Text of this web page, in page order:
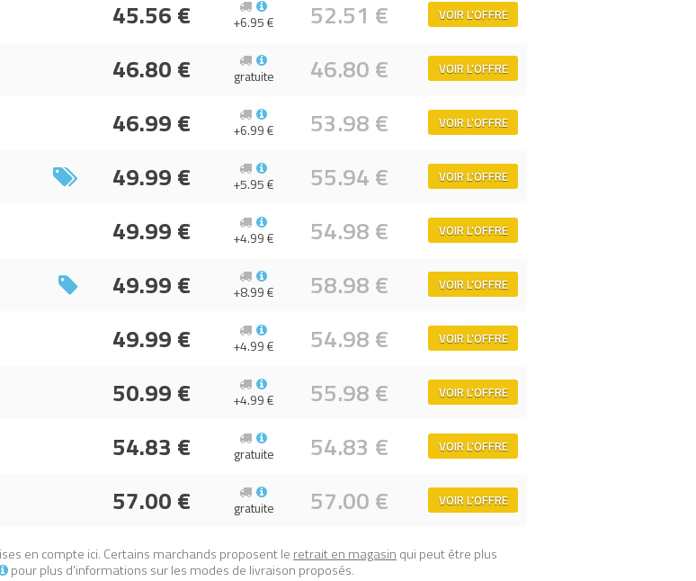
45.56 € 52.51 € VOIR L'OFFRE
+6.95 €
46.80 € 46.80 € VOIR L'OFFRE
gratuite
46.99 € 53.98 € VOIR L'OFFRE
+6.99 €
49.99 € 55.94 € VOIR L'OFFRE
+5.95 €
49.99 € 54.98 € VOIR L'OFFRE
+4.99 €
49.99 € 58.98 € VOIR L'OFFRE
+8.99 €
49.99 € 54.98 € VOIR L'OFFRE
+4.99 €
50.99 € 55.98 € VOIR L'OFFRE
+4.99 €
54.83 € 54.83 € VOIR L'OFFRE
gratuite
57.00 € 57.00 € VOIR L'OFFRE
gratuite
en compte ici. Certains marchands proposent le retrait en magasin qui peut être plus
pour plus d'informations sur les modes de livraison proposés.